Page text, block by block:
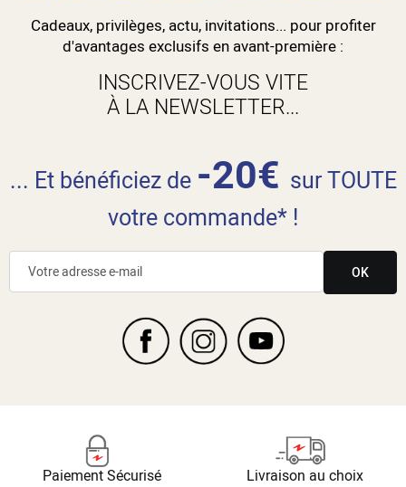
Cadeaux, privilèges, actu, invitations... pour profiter
d'avantages exclusifs en avant-première :
INSCRIVEZ-VOUS VITE
À LA NEWSLETTER...
... Et bénéficiez de -20€ sur TOUTE
votre commande* !
OK
Paiement Sécurisé Livraison au choix